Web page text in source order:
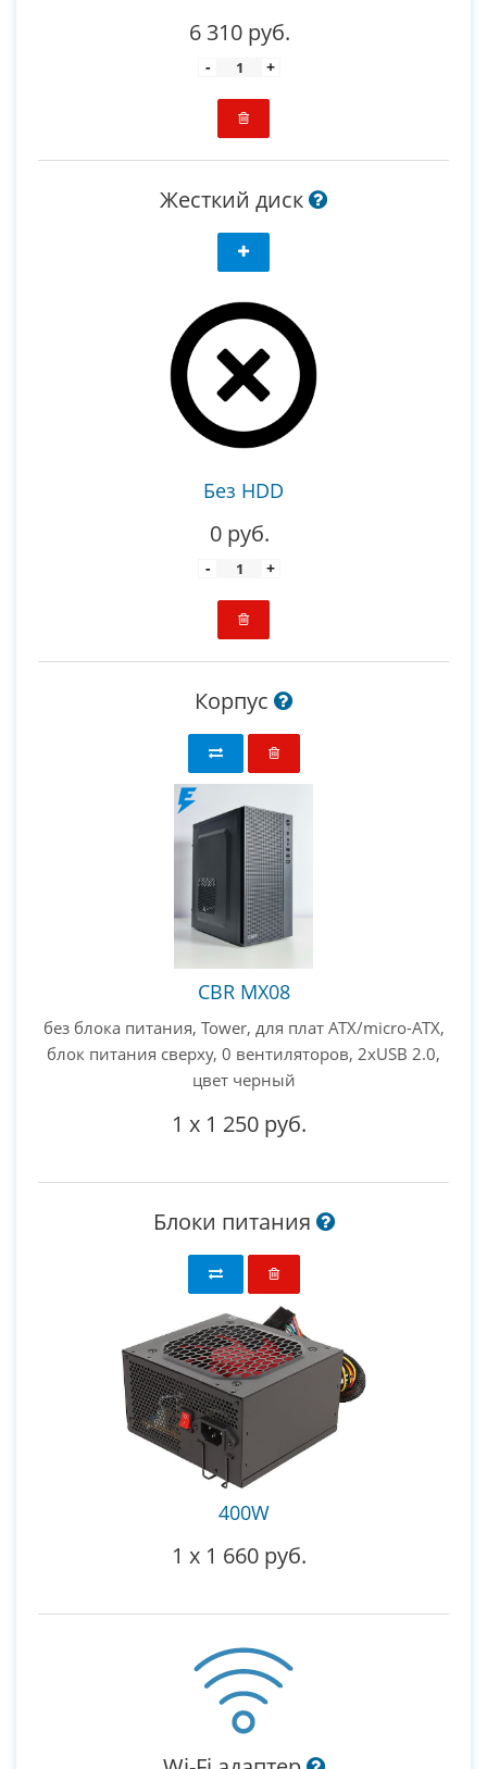
6 310 руб.
- +
Жесткий диск
Без HDD
0 руб.
- +
Корпус
CBR MX08
без блока питания, Tower, для плат ATX/micro-ATX,
блок питания сверху, 0 вентиляторов, 2xUSB 2.0,
цвет черный
1 x 1 250 руб.
Блоки питания
400W
1 x 1 660 руб.